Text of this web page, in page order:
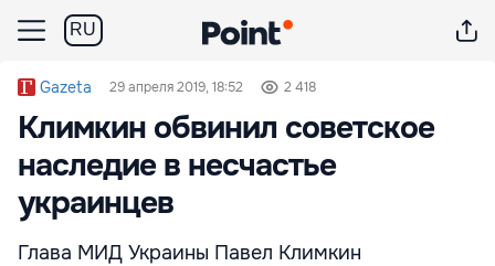
RU
Gazeta 29 апреля 2019, 18:52 2 418
Климкин обвинил советское
наследие в несчастье
украинцев
Глава МИД Украины Павел Климкин